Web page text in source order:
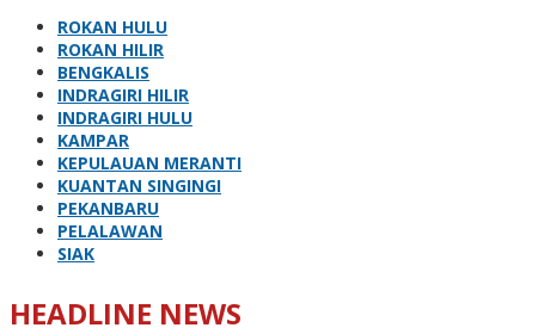
ROKAN HULU
ROKAN HILIR
BENGKALIS
INDRAGIRI HILIR
INDRAGIRI HULU
KAMPAR
KEPULAUAN MERANTI
KUANTAN SINGINGI
PEKANBARU
PELALAWAN
SIAK
HEADLINE NEWS